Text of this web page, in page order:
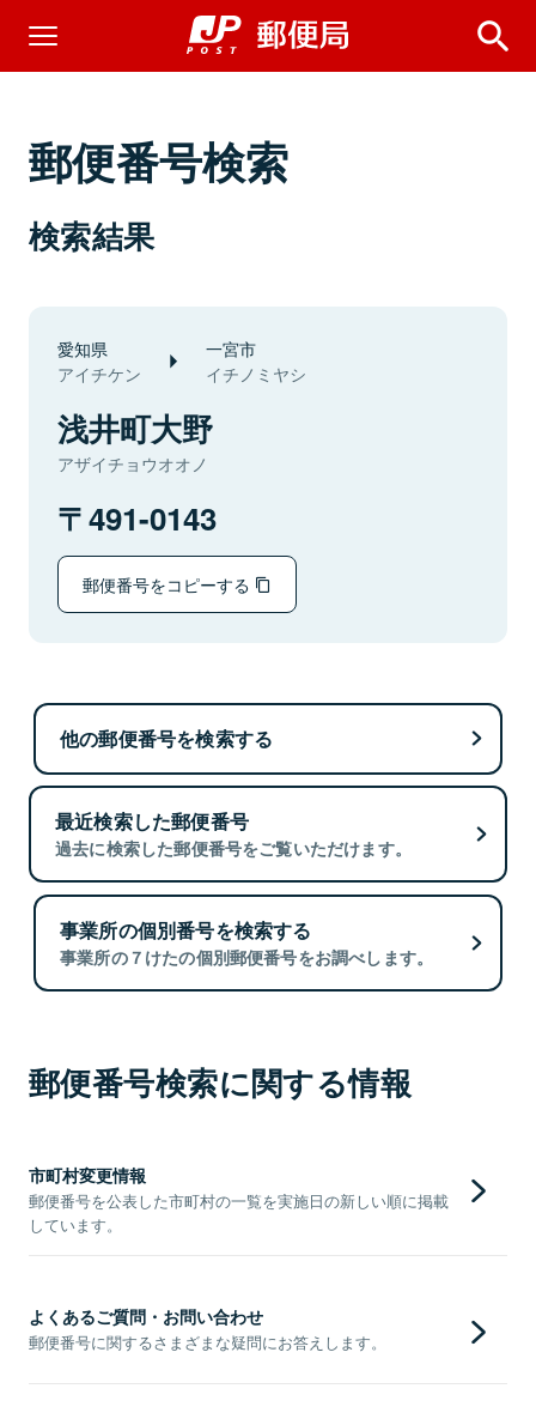
郵便番号検索
検索結果
愛知県
アイチケン
一宮市
イチノミヤシ
浅井町大野
アザイチョウオオノ
491-0143
郵便番号をコピーする
他の郵便番号を検索する
最近検索した郵便番号
過去に検索した郵便番号をご覧いただけます。
事業所の個別番号を検索する
事業所の７けたの個別郵便番号をお調べします。
郵便番号検索に関する情報
市町村変更情報
郵便番号を公表した市町村の一覧を実施日の新しい順に掲載
しています。
よくあるご質問・お問い合わせ
郵便番号に関するさまざまな疑問にお答えします。